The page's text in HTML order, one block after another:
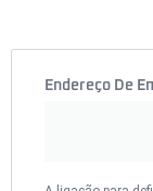
Endereço De